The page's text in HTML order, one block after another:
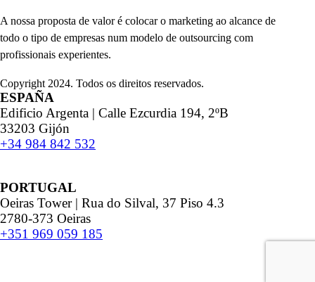
A nossa proposta de valor é colocar o marketing ao alcance de
todo o tipo de empresas num modelo de outsourcing com
profissionais experientes.
Copyright 2024. Todos os direitos reservados.
ESPAÑA
Edificio Argenta | Calle Ezcurdia 194, 2ºB
33203 Gijón
+34 984 842 532
PORTUGAL
Oeiras Tower | Rua do Silval, 37 Piso 4.3
2780-373 Oeiras
+351 969 059 185